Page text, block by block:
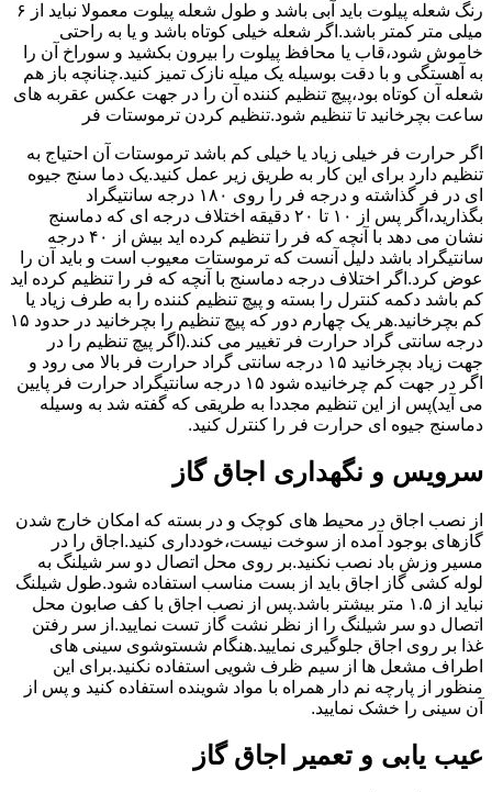
رنگ شعله پیلوت باید آبی باشد و طول شعله پیلوت معمولا نباید از ۶
میلی متر کمتر باشد.اگر شعله خیلی کوتاه باشد و یا به راحتی
خاموش شود،قاب یا محافظ پیلوت را بیرون بکشید و سوراخ آن را
به آهستگی و با دقت بوسیله یک میله نازک تمیز کنید.چنانچه باز هم
شعله آن کوتاه بود،پیچ تنظیم کننده آن را در جهت عکس عقربه های
ساعت بچرخانید تا تنظیم شود.تنظیم کردن ترموستات فر
اگر حرارت فر خیلی زیاد یا خیلی کم باشد ترموستات آن احتیاج به
تنظیم دارد برای این کار به طریق زیر عمل کنید.یک دما سنج جیوه
ای در فر گذاشته و درجه فر را روی ۱۸۰ درجه سانتیگراد
بگذارید،اگر پس از ۱۰ تا ۲۰ دقیقه اختلاف درجه ای که دماسنج
نشان می دهد با آنچه که فر را تنظیم کرده اید بیش از ۴۰ درجه
سانتیگراد باشد دلیل آنست که ترموستات معیوب است و باید آن را
عوض کرد.اگر اختلاف درجه دماسنج با آنچه که فر را تنظیم کرده اید
کم باشد دکمه کنترل را بسته و پیچ تنظیم کننده را به طرف زیاد یا
کم بچرخانید.هر یک چهارم دور که پیچ تنظیم را بچرخانید در حدود ۱۵
درجه سانتی گراد حرارت فر تغییر می کند.(اگر پیچ تنظیم را در
جهت زیاد بچرخانید ۱۵ درجه سانتی گراد حرارت فر بالا می رود و
اگر در جهت کم چرخانیده شود ۱۵ درجه سانتیگراد حرارت فر پایین
می آید)پس از این تنظیم مجددا به طریقی که گفته شد به وسیله
دماسنج جیوه ای حرارت فر را کنترل کنید.
سرویس و نگهداری اجاق گاز
از نصب اجاق در محیط های کوچک و در بسته که امکان خارج شدن
گازهای بوجود آمده از سوخت نیست،خودداری کنید.اجاق را در
مسیر وزش باد نصب نکنید.بر روی محل اتصال دو سر شیلنگ به
لوله کشی گاز اجاق باید از بست مناسب استفاده شود.طول شیلنگ
نباید از ۱.۵ متر بیشتر باشد.پس از نصب اجاق با کف صابون محل
اتصال دو سر شیلنگ را از نظر نشت گاز تست نمایید.از سر رفتن
غذا بر روی اجاق جلوگیری نمایید.هنگام شستوشوی سینی های
اطراف مشعل ها از سیم ظرف شویی استفاده نکنید.برای این
منظور از پارچه نم دار همراه با مواد شوینده استفاده کنید و پس از
آن سینی را خشک نمایید.
عیب یابی و تعمیر اجاق گاز